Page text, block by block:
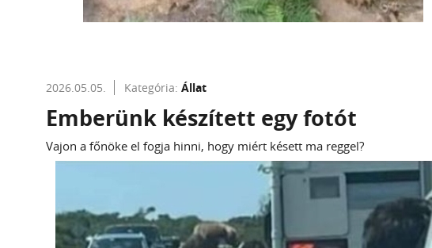
2026.05.05. Kategória: Állat
Emberünk készített egy fotót
Vajon a főnöke el fogja hinni, hogy miért késett ma reggel?